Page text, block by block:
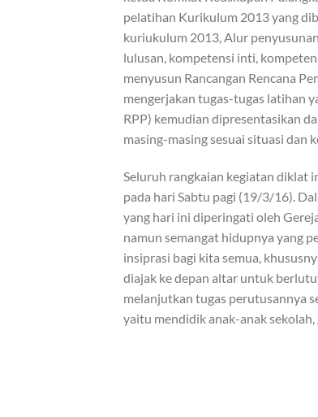
pelatihan Kurikulum 2013 yang
kuriukulum 2013, Alur
lulusan, kompetensi inti,
menyusun Rancangan Rencana
mengerjakan tugas-tugas latihan
RPP) kemudian dipresentasikan
masing-masing sesuai situasi dan
Seluruh rangkaian kegiatan diklat
pada hari Sabtu pagi (19/3/16).
yang hari ini diperingati oleh
namun semangat hidupnya yang
insiprasi bagi kita semua,
diajak ke depan altar untuk
melanjutkan tugas perutusannya
yaitu mendidik anak-anak